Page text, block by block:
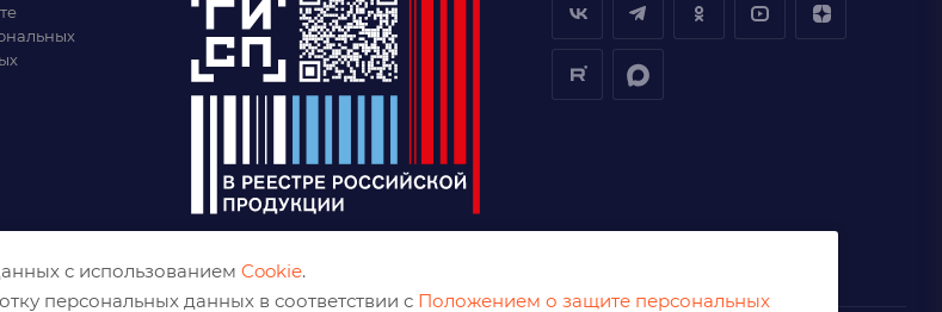
с использованием Cookie.
персональных данных в соответствии с Положением о защите персональных